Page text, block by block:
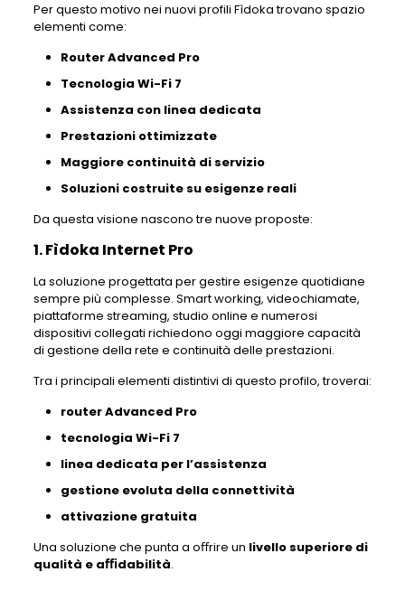
Per questo motivo nei nuovi profili Fìdoka trovano spazio
elementi come:
Router Advanced Pro
Tecnologia Wi-Fi 7
Assistenza con linea dedicata
Prestazioni ottimizzate
Maggiore continuità di servizio
Soluzioni costruite su esigenze reali
Da questa visione nascono tre nuove proposte:
1. Fìdoka Internet Pro
La soluzione progettata per gestire esigenze quotidiane
sempre più complesse. Smart working, videochiamate,
piattaforme streaming, studio online e numerosi
dispositivi collegati richiedono oggi maggiore capacità
di gestione della rete e continuità delle prestazioni.
Tra i principali elementi distintivi di questo profilo, troverai:
router Advanced Pro
tecnologia Wi-Fi 7
linea dedicata per l’assistenza
gestione evoluta della connettività
attivazione gratuita
Una soluzione che punta a oﬀrire un livello superiore di
qualità e aﬃdabilità.